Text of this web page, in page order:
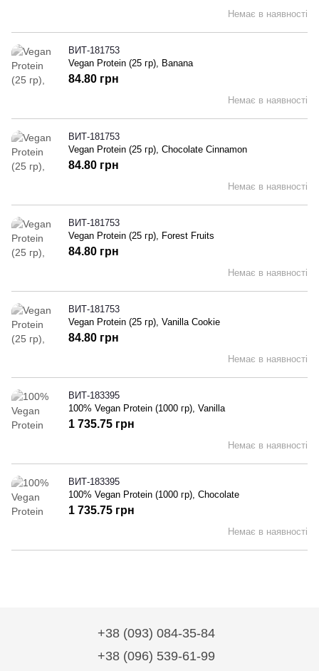
Немає в наявності
ВИТ-181753
Vegan Protein (25 гр), Banana
Немає в наявності
84.80 грн
ВИТ-181753
Vegan Protein (25 гр), Chocolate Cinnamon
Немає в наявності
84.80 грн
ВИТ-181753
Vegan Protein (25 гр), Forest Fruits
Немає в наявності
84.80 грн
ВИТ-181753
Vegan Protein (25 гр), Vanilla Cookie
Немає в наявності
84.80 грн
ВИТ-183395
100% Vegan Protein (1000 гр), Vanilla
Немає в наявності
1 735.75 грн
ВИТ-183395
100% Vegan Protein (1000 гр), Chocolate
Немає в наявності
1 735.75 грн
+38 (093) 084-35-84
+38 (096) 539-61-99